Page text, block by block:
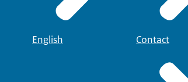
English Contact